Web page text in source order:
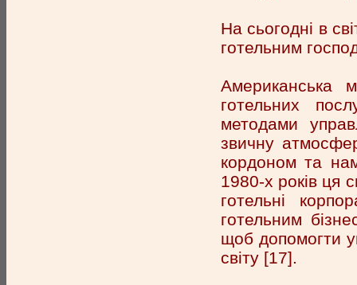
На сьогодні в
готельним
Американська
готельних
методами
звичну
кордоном та
1980-х років ця
готельні
готельним
щоб допомогти
світу [17].